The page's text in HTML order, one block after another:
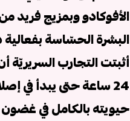
الأفوكادو وبمزيج فريد
البشرة الحسّاسة
أثبتت التجارب
24 ساعة حتى يبدأ في
حيويته بالكامل في